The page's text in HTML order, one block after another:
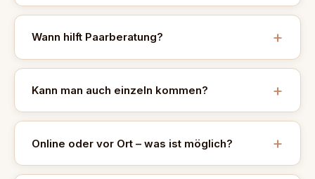
Wann hilft Paarberatung?
Kann man auch einzeln kommen?
Online oder vor Ort – was ist möglich?